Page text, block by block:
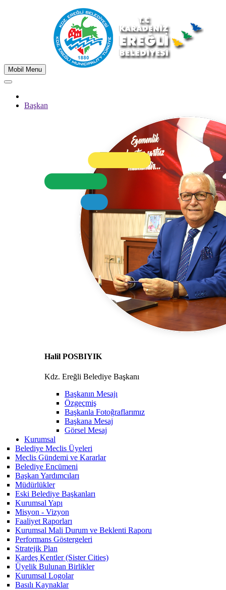
Mobil Menu
Başkan
Halil POSBIYIK
Kdz. Ereğli Belediye Başkanı
Başkanın Mesajı
Özgeçmiş
Başkanla Fotoğraflarımız
Başkana Mesaj
Görsel Mesaj
Kurumsal
Belediye Meclis Üyeleri
Meclis Gündemi ve Kararlar
Belediye Encümeni
Başkan Yardımcıları
Müdürlükler
Eski Belediye Başkanları
Kurumsal Yapı
Misyon - Vizyon
Faaliyet Raporları
Kurumsal Mali Durum ve Beklenti Raporu
Performans Göstergeleri
Stratejik Plan
Kardeş Kentler (Sister Cities)
Üyelik Bulunan Birlikler
Kurumsal Logolar
Basılı Kaynaklar